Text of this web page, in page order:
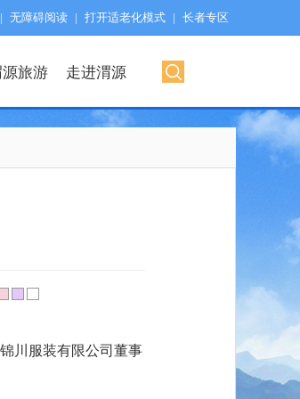
| 无障碍阅读 | 打开适老化模式 | 长者专区
旅游 走进渭源
川服装有限公司董事